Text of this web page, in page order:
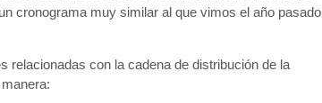
cronograma muy similar al que vimos el año pasado
relacionadas con la cadena de distribución de la